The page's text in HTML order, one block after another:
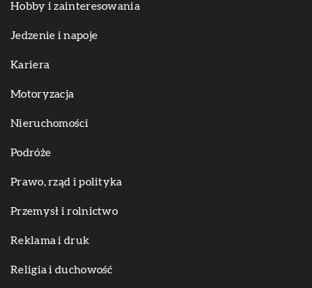
Hobby i zainteresowania
Jedzenie i napoje
Kariera
Motoryzacja
Nieruchomości
Podróże
Prawo, rząd i polityka
Przemysł i rolnictwo
Reklama i druk
Religia i duchowość